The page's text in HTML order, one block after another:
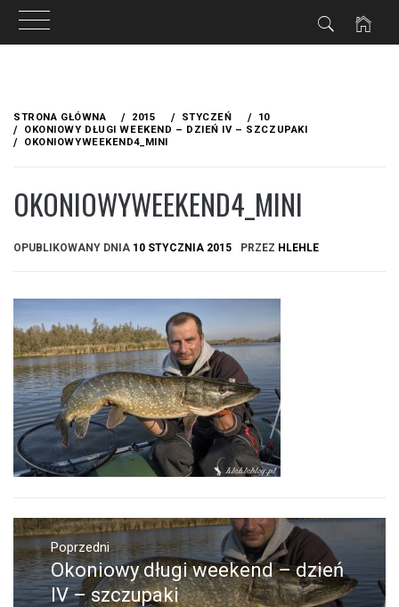
treści
STRONA GŁÓWNA 2015 STYCZEŃ
10
OKONIOWY DŁUGI WEEKEND – DZIEŃ IV – SZCZUPAKI
OKONIOWYWEEKEND4_MINI
OKONIOWYWEEKEND4_MINI
OPUBLIKOWANY DNIA 10 STYCZNIA 2015 PRZEZ HLEHLE
Nawigacja
wpisuPoprzedni
Poprzedni
wpis:
Okoniowy długi weekend – dzień
IV – szczupaki